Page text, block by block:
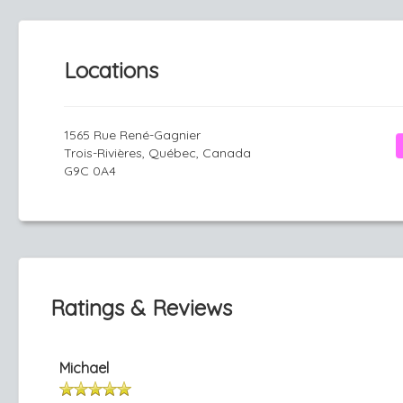
Locations
1565 Rue René-Gagnier
Trois-Rivières, Québec, Canada
G9C 0A4
Ratings & Reviews
Michael